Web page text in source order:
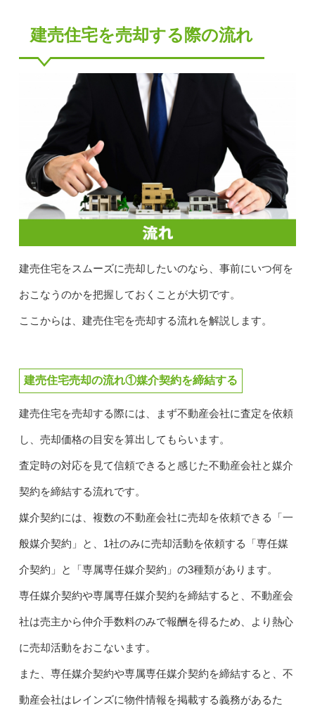
建売住宅を売却する際の流れ
建売住宅をスムーズに売却したいのなら、事前にいつ何を
おこなうのかを把握しておくことが大切です。
ここからは、建売住宅を売却する流れを解説します。
建売住宅売却の流れ①媒介契約を締結する
建売住宅を売却する際には、まず不動産会社に査定を依頼
し、売却価格の目安を算出してもらいます。
査定時の対応を見て信頼できると感じた不動産会社と媒介
契約を締結する流れです。
媒介契約には、複数の不動産会社に売却を依頼できる「一
般媒介契約」と、1社のみに売却活動を依頼する「専任媒
介契約」と「専属専任媒介契約」の3種類があります。
専任媒介契約や専属専任媒介契約を締結すると、不動産会
社は売主から仲介手数料のみで報酬を得るため、より熱心
に売却活動をおこないます。
また、専任媒介契約や専属専任媒介契約を締結すると、不
動産会社はレインズに物件情報を掲載する義務があるた